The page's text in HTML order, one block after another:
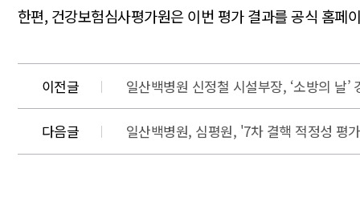
한편, 건강보험심사평가원은 이번 평가 결과를 공식 홈페
이전글 일산백병원 신정철 시설부장, ‘소방의 날’
다음글 일산백병원, 심평원, '7차 결핵 적정성 평